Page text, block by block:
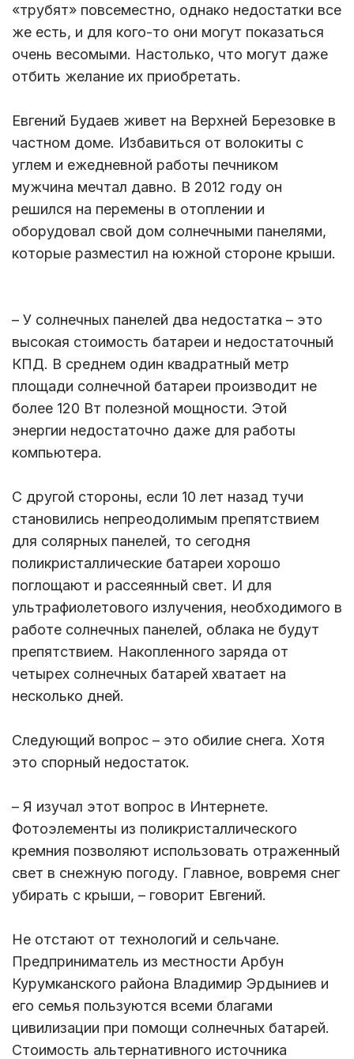
«трубят» повсеместно, однако недостатки все
же есть, и для кого-то они могут показаться
очень весомыми. Настолько, что могут даже
отбить желание их приобретать.
Евгений Будаев живет на Верхней Березовке в
частном доме. Избавиться от волокиты с
углем и ежедневной работы печником
мужчина мечтал давно. В 2012 году он
решился на перемены в отоплении и
оборудовал свой дом солнечными панелями,
которые разместил на южной стороне крыши.
– У солнечных панелей два недостатка – это
высокая стоимость батареи и недостаточный
КПД. В среднем один квадратный метр
площади солнечной батареи производит не
более 120 Вт полезной мощности. Этой
энергии недостаточно даже для работы
компьютера.
С другой стороны, если 10 лет назад тучи
становились непреодолимым препятствием
для солярных панелей, то сегодня
поликристаллические батареи хорошо
поглощают и рассеянный свет. И для
ультрафиолетового излучения, необходимого в
работе солнечных панелей, облака не будут
препятствием. Накопленного заряда от
четырех солнечных батарей хватает на
несколько дней.
Следующий вопрос – это обилие снега. Хотя
это спорный недостаток.
– Я изучал этот вопрос в Интернете.
Фотоэлементы из поликристаллического
кремния позволяют использовать отраженный
свет в снежную погоду. Главное, вовремя снег
убирать с крыши, – говорит Евгений.
Не отстают от технологий и сельчане.
Предприниматель из местности Арбун
Курумканского района Владимир Эрдыниев и
его семья пользуются всеми благами
цивилизации при помощи солнечных батарей.
Стоимость альтернативного источника